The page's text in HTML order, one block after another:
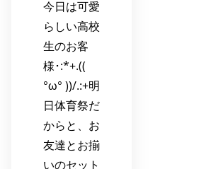
今日は可愛
らしい高校
生のお客
様･:*+.((
°ω° ))/.:+明
日体育祭だ
からと、お
友達とお揃
いのセット